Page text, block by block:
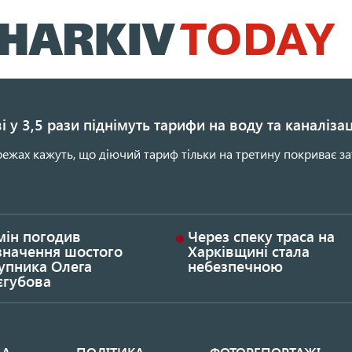
до
основного
у 3,5 рази піднімуть тарифи на воду та
кажуть, що діючий тариф тільки на третину покриває
погодив
шостого
Олега
Через спеку траса на
Харківщині стала
небезпечною